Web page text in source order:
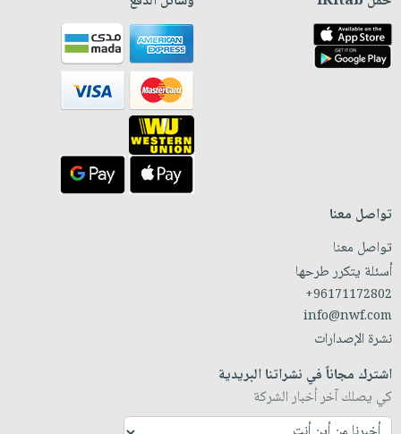
تواصل معنا
تواصل معنا
أسئلة يتكرر طرحها
+96171172802
info@nwf.com
نشرة الإصدارات
اشترك مجاناً في نشراتنا البريدية
كي يصلك آخر أخبار الشركة